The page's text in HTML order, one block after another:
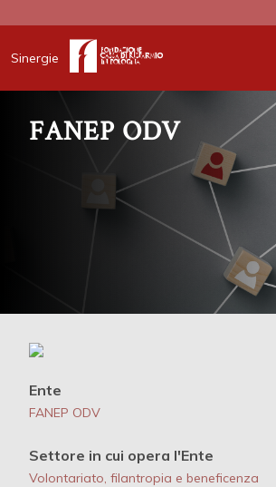
Sinergie
FANEP ODV
Ente
FANEP ODV
Settore in cui opera l'Ente
Volontariato, filantropia e beneficenza